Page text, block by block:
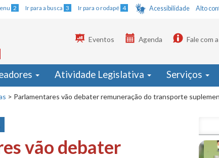
2 Ir para a busca 3 Ir para o rodapé 4 Acessibilidade Alto
Eventos Agenda Fale com
Atividade Legislativa Serviços
> Parlamentares vão debater remuneração do transporte
vão debater